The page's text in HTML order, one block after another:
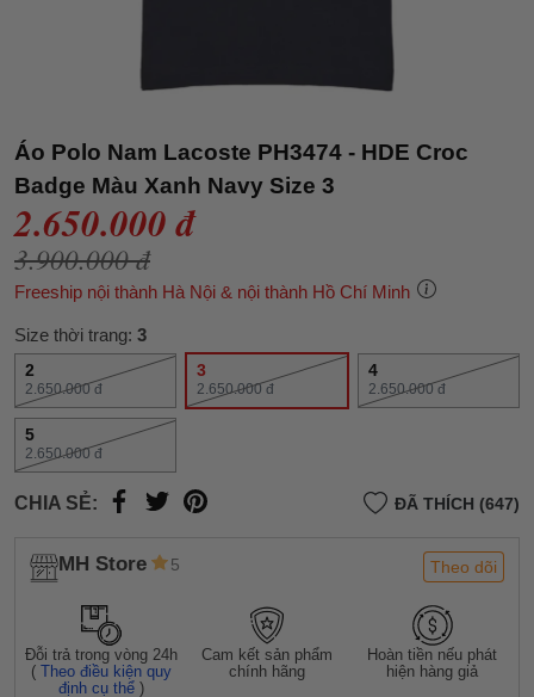
Áo Polo Nam Lacoste PH3474 - HDE Croc
Badge Màu Xanh Navy Size 3
2.650.000 đ
3.900.000 đ
Freeship nội thành Hà Nội & nội thành Hồ Chí Minh
Size thời trang: 3
2
2.650.000 đ
3
2.650.000 đ
4
2.650.000 đ
5
2.650.000 đ
CHIA SẺ: ĐÃ THÍCH (647)
MH Store 5 Theo dõi
Đỗi trả trong vòng 24h
(Theo điều kiện quy
định cụ thể )
Cam kết sản phẩm
chính hãng
Hoàn tiền nếu phát
hiện hàng giả